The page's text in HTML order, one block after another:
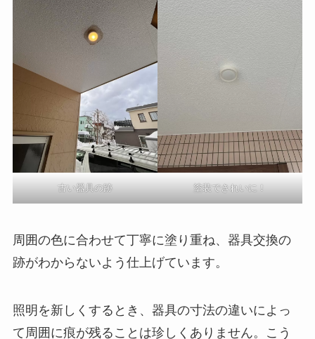
古い器具の跡 塗装できれいに！
周囲の色に合わせて丁寧に塗り重ね、器具交換の
跡がわからないよう仕上げています。
照明を新しくするとき、器具の寸法の違いによっ
て周囲に痕が残ることは珍しくありません。こう